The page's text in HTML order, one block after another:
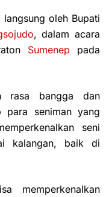
oleh Bupati
, dalam acara
Sumenep pada
rasa bangga dan
para seniman yang
seni
kalangan, baik di
memperkenalkan